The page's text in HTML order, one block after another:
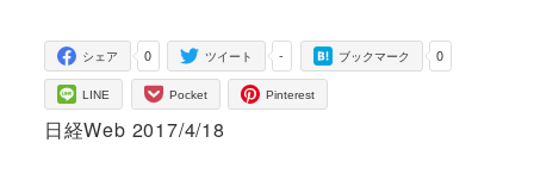
0
シェア -
ツイート 0
ブックマーク
LINE Pocket Pinterest
日経Web 2017/4/18